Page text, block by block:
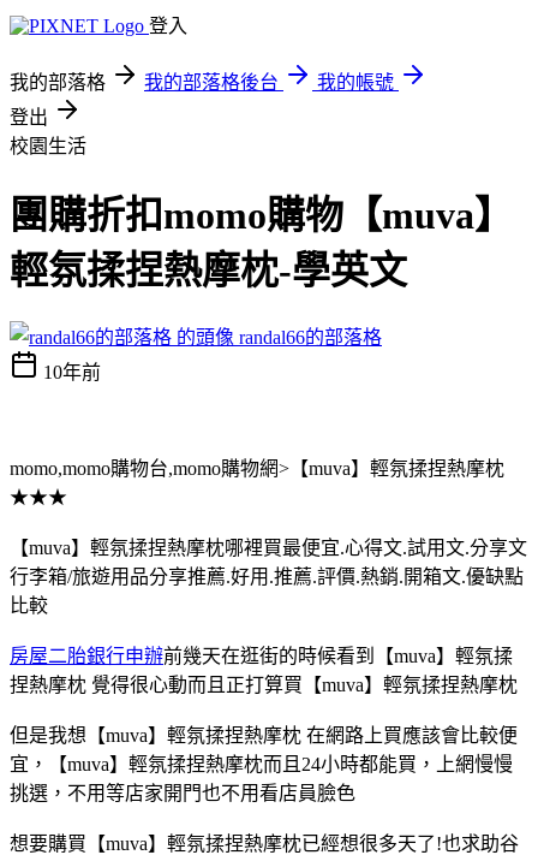
登入
我的部落格 我的部落格後台
我的帳號
登出
校園生活
團購折扣momo購物【muva】
輕氛揉捏熱摩枕-學英文
randal66的部落格
10年前
momo,momo購物台,momo購物網>【muva】輕氛揉捏熱摩枕
★★★
【muva】輕氛揉捏熱摩枕哪裡買最便宜.心得文.試用文.分享文
行李箱/旅遊用品分享推薦.好用.推薦.評價.熱銷.開箱文.優缺點
比較
房屋二胎銀行申辦前幾天在逛街的時候看到【muva】輕氛揉
捏熱摩枕 覺得很心動而且正打算買【muva】輕氛揉捏熱摩枕
但是我想【muva】輕氛揉捏熱摩枕 在網路上買應該會比較便
宜，【muva】輕氛揉捏熱摩枕而且24小時都能買，上網慢慢
挑選，不用等店家開門也不用看店員臉色
想要購買【muva】輕氛揉捏熱摩枕已經想很多天了!也求助谷